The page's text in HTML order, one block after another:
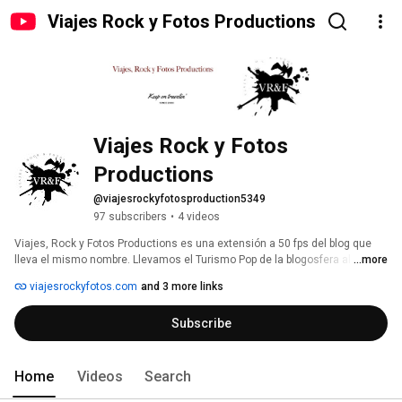
Viajes Rock y Fotos Productions
Viajes Rock y Fotos
Productions
@viajesrockyfotosproduction5349
97 subscribers • 4 videos
Viajes, Rock y Fotos Productions es una extensión a 50 fps del blog que
lleva el mismo nombre. Llevamos el Turismo Pop de la blogosfera al video.
de la cultura del siglo XXI. Pero también porque los contamos de manera
directa, como una canción de los Rolling, y sencilla como un capítulo de
Friends.
...more
viajesrockyfotos.com and 3 more links
Subscribe
Home Videos Search